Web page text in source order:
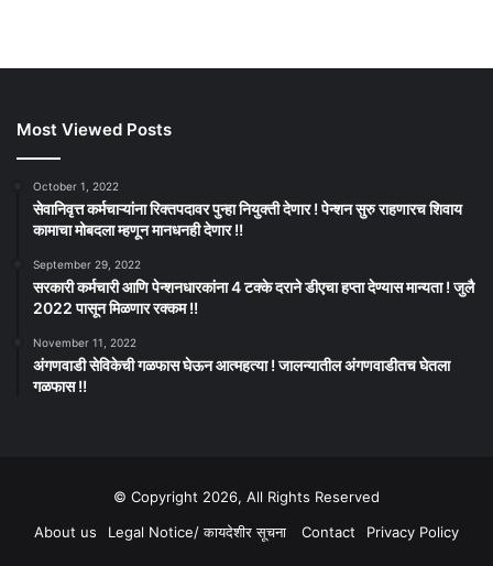
Most Viewed Posts
October 1, 2022
सेवानिवृत्त कर्मचाऱ्यांना रिक्तपदावर पुन्हा नियुक्ती देणार ! पेन्शन सुरु राहणारच शिवाय
कामाचा मोबदला म्हणून मानधनही देणार !!
September 29, 2022
सरकारी कर्मचारी आणि पेन्शनधारकांना 4 टक्के दराने डीएचा हप्ता देण्यास मान्यता ! जुलै
2022 पासून मिळणार रक्कम !!
November 11, 2022
अंगणवाडी सेविकेची गळफास घेऊन आत्महत्या ! जालन्यातील अंगणवाडीतच घेतला
गळफास !!
© Copyright 2026, All Rights Reserved
About us
Legal Notice/ कायदेशीर सूचना Contact Privacy Policy